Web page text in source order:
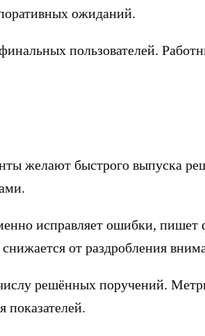
ожиданий.
пользователей.
желают быстрого выпуска
исправляет ошибки, пишет
от раздробления
решённых поручений.
показателей.